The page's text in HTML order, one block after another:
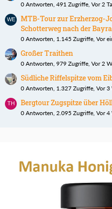
0 Antworten, 491 Zugriffe, Vor 2
MTB-Tour zur Erzherzog-
Schotterweg nach der
0 Antworten, 1.145 Zugriffe, Vor
Großer Traithen
0 Antworten, 979 Zugriffe, Vor 2
Südliche Riffelspitze vom
0 Antworten, 1.327 Zugriffe, Vor 3
Bergtour Zugspitze über
0 Antworten, 2.095 Zugriffe, Vor 4